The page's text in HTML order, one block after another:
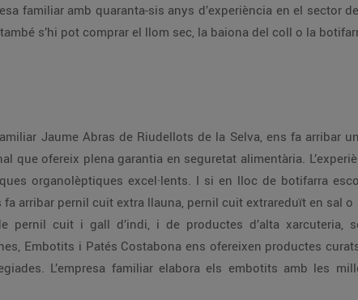
familiar amb quaranta-sis anys d’experiència en el sector
s’hi pot comprar el llom sec, la baiona del coll o la
Jaume Abras de Riudellots de la Selva, ens fa arribar
que ofereix plena garantia en seguretat alimentària.
organolèptiques excel·lents. I si en lloc de botifarra
arribar pernil cuit extra llauna, pernil cuit extrareduït en sal o
pernil cuit i gall d’indi, i de productes d’alta xarcuteria,
Embotits i Patés Costabona ens ofereixen productes
L’empresa familiar elabora els embotits amb les